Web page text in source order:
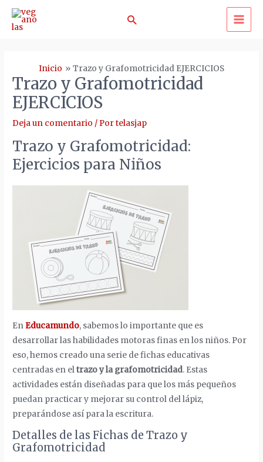
Buscar
Inicio Trazo y Grafomotricidad EJERCICIOS
Trazo y Grafomotricidad
EJERCICIOS
Deja un comentario / Portelasjap
Trazo y Grafomotricidad:
Ejercicios para Niños
EnEducamundo, sabemos lo importante que es
desarrollar las habilidades motoras finas en los niños. Por
eso, hemos creado una serie de fichas educativas
centradas en eltrazo y la grafomotricidad. Estas
actividades están diseñadas para que los más pequeños
puedan practicar y mejorar su control del lápiz,
preparándose así para la escritura.
Detalles de las Fichas de Trazo y
Grafomotricidad